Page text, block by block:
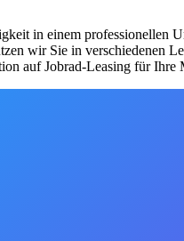
in einem professionellen
wir Sie in verschiedenen
auf Jobrad-Leasing für Ihre